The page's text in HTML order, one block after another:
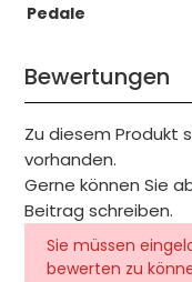
Pedale
Bewertungen
Zu diesem Produkt
vorhanden.
Gerne können Sie
Beitrag schreiben.
Sie müssen
bewerten zu